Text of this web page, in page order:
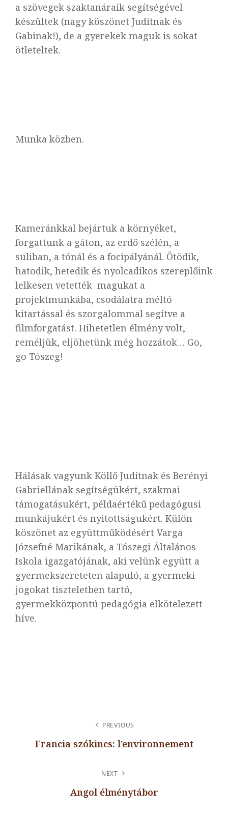
a szövegek szaktanáraik segítségével
készültek (nagy köszönet Juditnak és
Gabinak!), de a gyerekek maguk is sokat
ötleteltek.
Munka közben.
Kameránkkal bejártuk a környéket,
forgattunk a gáton, az erdő szélén, a
suliban, a tónál és a focipályánál. Ötödik,
hatodik, hetedik és nyolcadikos szereplőink
lelkesen vetették magukat a
projektmunkába, csodálatra méltó
kitartással és szorgalommal segítve a
filmforgatást. Hihetetlen élmény volt,
reméljük, eljöhetünk még hozzátok… Go,
go Tószeg!
Hálásak vagyunk Köllő Juditnak és Berényi
Gabriellának segítségükért, szakmai
támogatásukért, példaértékű pedagógusi
munkájukért és nyitottságukért. Külön
köszönet az együttműködésért Varga
Józsefné Marikának, a Tószegi Általános
Iskola igazgatójának, aki velünk együtt a
gyermekszereteten alapuló, a gyermeki
jogokat tiszteletben tartó,
gyermekközpontú pedagógia elkötelezett
híve.
NAVIGÁCIÓ
PREVIOUS
Francia szókincs: l’environnement
NEXT
Angol élménytábor